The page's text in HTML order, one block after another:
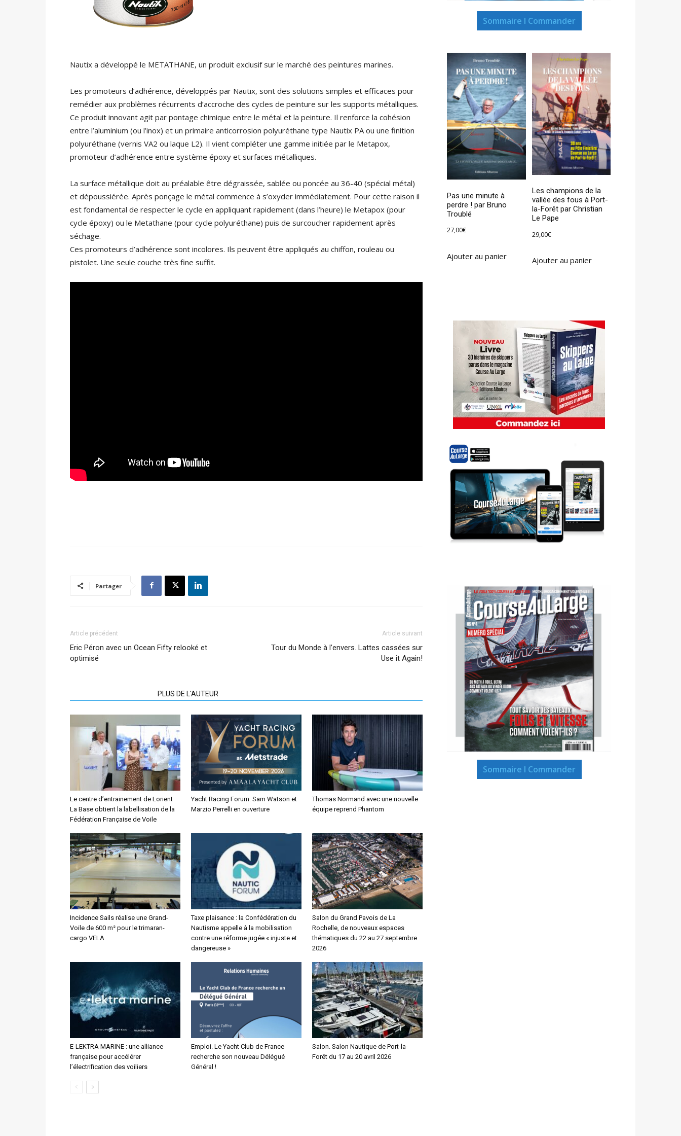
Nautix a développé le METATHANE, un produit exclusif sur le marché des peintures marines.
Les promoteurs d’adhérence, développés par Nautix, sont des solutions simples et efficaces pour
remédier aux problèmes récurrents d’accroche des cycles de peinture sur les supports métalliques.
Ce produit innovant agit par pontage chimique entre le métal et la peinture. Il renforce la cohésion
entre l’aluminium (ou l’inox) et un primaire anticorrosion polyuréthane type Nautix PA ou une finition
polyuréthane (vernis VA2 ou laque L2). Il vient compléter une gamme initiée par le Metapox,
promoteur d’adhérence entre système époxy et surfaces métalliques.
La surface métallique doit au préalable être dégraissée, sablée ou poncée au 36-40 (spécial métal)
et dépoussiérée. Après ponçage le métal commence à s’oxyder immédiatement. Pour cette raison il
est fondamental de respecter le cycle en appliquant rapidement (dans l’heure) le Metapox (pour
cycle époxy) ou le Metathane (pour cycle polyuréthane) puis de surcoucher rapidement après
séchage.
Ces promoteurs d’adhérence sont incolores. Ils peuvent être appliqués au chiffon, rouleau ou
pistolet. Une seule couche très fine suffit.
Partager
Article précédent
Eric Péron avec un Ocean Fifty relooké et
optimisé
Article suivant
Tour du Monde à l’envers. Lattes cassées sur
Use it Again!
PLUS DE L'AUTEUR
Le centre d’entrainement de Lorient
La Base obtient la labellisation de la
Fédération Française de Voile
Yacht Racing Forum. Sam Watson et
Marzio Perrelli en ouverture
Thomas Normand avec une nouvelle
équipe reprend Phantom
Incidence Sails réalise une Grand-
Voile de 600 m² pour le trimaran-
cargo VELA
Taxe plaisance : la Confédération du
Nautisme appelle à la mobilisation
contre une réforme jugée « injuste et
dangereuse »
Salon du Grand Pavois de La
Rochelle, de nouveaux espaces
thématiques du 22 au 27 septembre
2026
E-LEKTRA MARINE : une alliance
française pour accélérer
l’électrification des voiliers
Emploi. Le Yacht Club de France
recherche son nouveau Délégué
Général !
Salon. Salon Nautique de Port-la-
Forêt du 17 au 20 avril 2026
Sommaire I Commander
Pas une minute à
perdre ! par Bruno
Troublé
27,00€
Ajouter au panier
Les champions de la
vallée des fous à Port-
la-Forêt par Christian
Le Pape
29,00€
Ajouter au panier
Sommaire I Commander